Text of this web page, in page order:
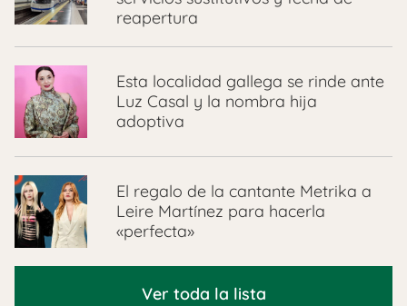
reapertura
Esta localidad gallega se rinde ante
Luz Casal y la nombra hija
adoptiva
El regalo de la cantante Metrika a
Leire Martínez para hacerla
«perfecta»
Ver toda la lista